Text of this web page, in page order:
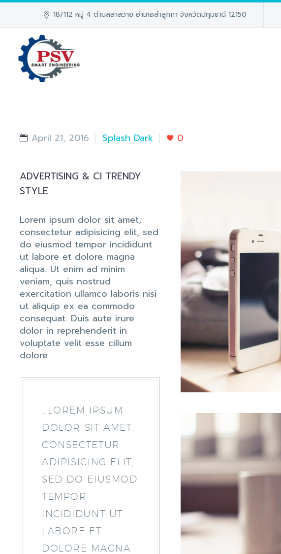
18/112 หมู่ 4 ตำบลลาสวาย อำเภอลำลูกกา จังหวัดปทุมธานี 12150
April 21, 2016 Splash Dark 0
ADVERTISING & CI TRENDY
STYLE
Lorem ipsum dolor sit amet,
consectetur adipisicing elit, sed
do eiusmod tempor incididunt
ut labore et dolore magna
aliqua. Ut enim ad minim
veniam, quis nostrud
exercitation ullamco laboris nisi
ut aliquip ex ea commodo
consequat. Duis aute irure
dolor in reprehenderit in
voluptate velit esse cillum
dolore
…LOREM IPSUM
DOLOR SIT AMET,
CONSECTETUR
ADIPISICING ELIT,
SED DO EIUSMOD
TEMPOR
INCIDIDUNT UT
LABORE ET
DOLORE MAGNA